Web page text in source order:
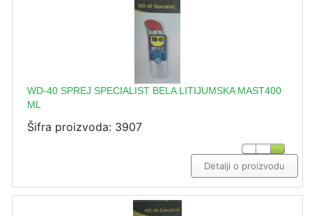
WD-40 SPREJ SPECIALIST BELA LITIJUMSKA MAST400
ML
Šifra proizvoda: 3907
Detalji o proizvodu